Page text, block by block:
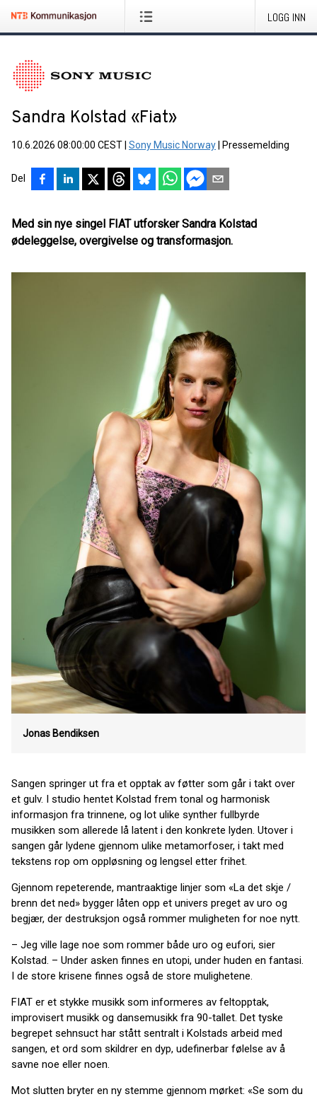
LOGG INN
Sandra Kolstad «Fiat»
10.6.2026 08:00:00 CEST Sony Music Norway Pressemelding
Del
Med sin nye singel FIAT utforsker Sandra Kolstad
ødeleggelse, overgivelse og transformasjon.
Jonas Bendiksen
Sangen springer ut fra et opptak av føtter som går i takt over
et gulv. I studio hentet Kolstad frem tonal og harmonisk
informasjon fra trinnene, og lot ulike synther fullbyrde
musikken som allerede lå latent i den konkrete lyden. Utover i
sangen går lydene gjennom ulike metamorfoser, i takt med
tekstens rop om oppløsning og lengsel etter frihet.
Gjennom repeterende, mantraaktige linjer som «La det skje /
brenn det ned» bygger låten opp et univers preget av uro og
begjær, der destruksjon også rommer muligheten for noe nytt.
– Jeg ville lage noe som rommer både uro og eufori, sier
Kolstad. – Under asken finnes en utopi, under huden en fantasi.
I de store krisene finnes også de store mulighetene.
FIAT er et stykke musikk som informeres av feltopptak,
improvisert musikk og dansemusikk fra 90-tallet. Det tyske
begrepet sehnsuct har stått sentralt i Kolstads arbeid med
sangen, et ord som skildrer en dyp, udefinerbar følelse av å
savne noe eller noen.
Mot slutten bryter en ny stemme gjennom mørket: «Se som du